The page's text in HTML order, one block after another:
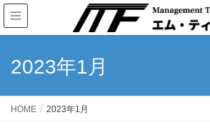
2023年1月
HOME 2023年1月